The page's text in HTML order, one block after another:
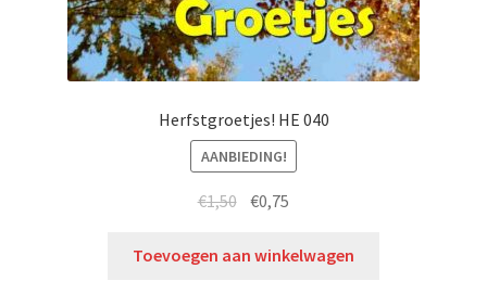
Herfstgroetjes! HE 040
AANBIEDING!
€1,50 €0,75
Toevoegen aan winkelwagen